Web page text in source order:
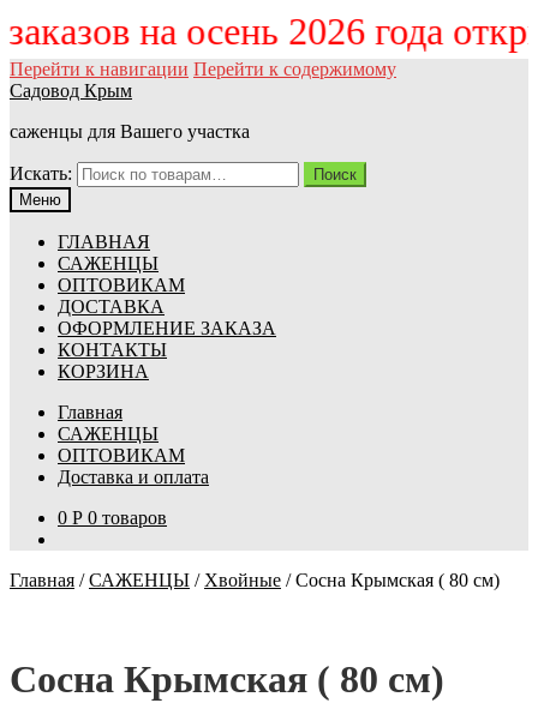
заказов на осень 2026 года
Перейти к навигации Перейти к содержимому
Садовод Крым
саженцы для Вашего участка
Искать:
Поиск
Меню
ГЛАВНАЯ
САЖЕНЦЫ
ОПТОВИКАМ
ДОСТАВКА
ОФОРМЛЕНИЕ ЗАКАЗА
КОНТАКТЫ
КОРЗИНА
Главная
САЖЕНЦЫ
ОПТОВИКАМ
Доставка и оплата
0 Р 0 товаров
Главная /САЖЕНЦЫ / Хвойные /Сосна Крымская ( 80 см)
Сосна Крымская ( 80 см)